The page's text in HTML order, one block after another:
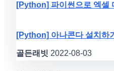
[Python] 파이썬으로 엑셀
[Python] 아나콘다 설치하
골든래빗 2022-08-03